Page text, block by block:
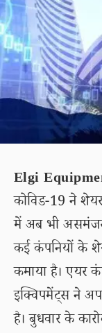
Elgi
कोविड-19 ने
में अब भी
कई कंपनियों के
कमाया है। एयर
इक्विपमेंट्स ने
है। बुधवार के